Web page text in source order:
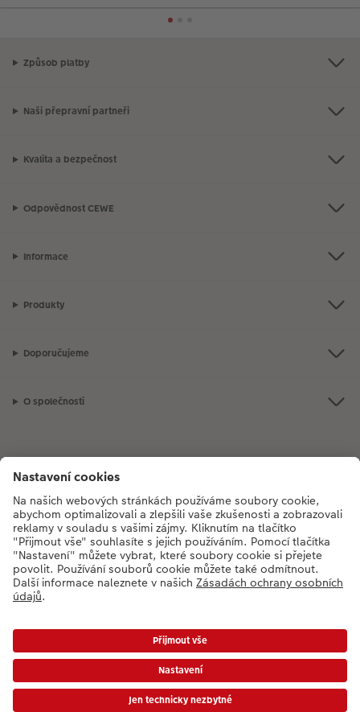
Způsob platby
Naši přepravní partneři
Kvalita a bezpečnost
Odpovědnost CEWE
Informace
Produkty
Doporučujeme
O společnosti
Máte-li jakékoli dotazy týkající se fotoproduktů nebo objednávek,
neváhejte nás kontaktovat:+420272071200[Po - Pá: 8:30 - 17:00 h]
dopravné a balné dle platného ceníku. Ceny jsou včetně DPH.
Ceny a dodací lhůty
|VOP|Ochrana osobních údajů|Prohlášení o přístupnosti